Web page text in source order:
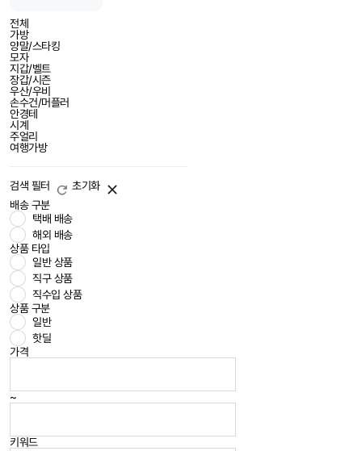
전체
가방
양말/스타킹
모자
지갑/벨트
장갑/시즌
우산/우비
손수건/머플러
안경테
시계
주얼리
여행가방
검색 필터
초기화
배송 구분
택배 배송
해외 배송
상품 타입
일반 상품
직구 상품
직수입 상품
상품 구분
일반
핫딜
가격
~
키워드